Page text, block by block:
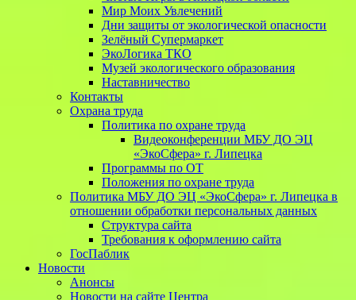
Мир Моих Увлечений
Дни защиты от экологической опасности
Зелёный Супермаркет
ЭкоЛогика ТКО
Музей экологического образования
Наставничество
Контакты
Охрана труда
Политика по охране труда
Видеоконференции МБУ ДО ЭЦ
«ЭкоСфера» г. Липецка
Программы по ОТ
Положения по охране труда
Политика МБУ ДО ЭЦ «ЭкоСфера» г. Липецка в
отношении обработки персональных данных
Структура сайта
Требования к оформлению сайта
ГосПаблик
Новости
Анонсы
Новости на сайте Центра